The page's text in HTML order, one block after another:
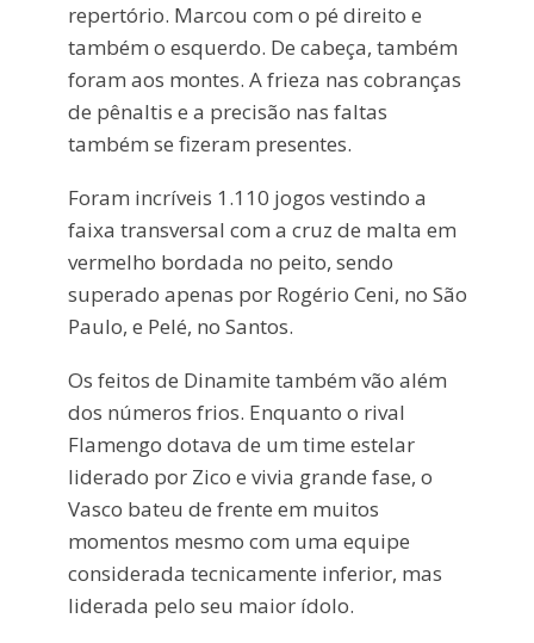
repertório. Marcou com o pé direito e
também o esquerdo. De cabeça, também
foram aos montes. A frieza nas cobranças
de pênaltis e a precisão nas faltas
também se fizeram presentes.
Foram incríveis 1.110 jogos vestindo a
faixa transversal com a cruz de malta em
vermelho bordada no peito, sendo
superado apenas por Rogério Ceni, no São
Paulo, e Pelé, no Santos.
Os feitos de Dinamite também vão além
dos números frios. Enquanto o rival
Flamengo dotava de um time estelar
liderado por Zico e vivia grande fase, o
Vasco bateu de frente em muitos
momentos mesmo com uma equipe
considerada tecnicamente inferior, mas
liderada pelo seu maior ídolo.